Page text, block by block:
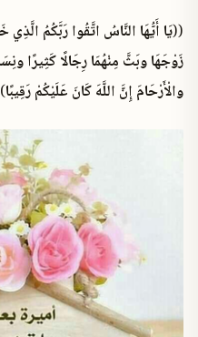
((يَا أَيُّهَا النَّاسُ اتَّقُوا رَبَّكُمُ
زَوْجَهَا وبَثَّ مِنْهُمَا رِجَالًا كَثِيرًا
والْأَرْحَامَ إِنَّ اللَّهَ كَانَ عَلَيْكُمْ رَقِيبًا))